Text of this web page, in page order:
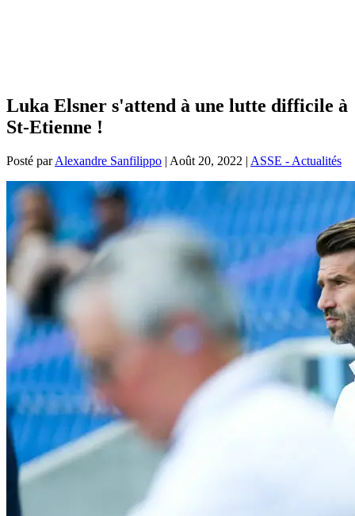
Luka Elsner s'attend à une lutte difficile à
St-Etienne !
Posté parAlexandre Sanfilippo | Août 20, 2022 | ASSE - Actualités